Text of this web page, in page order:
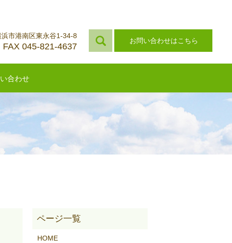
市港南区東永谷1-34-8
045-821-4637
お問い合わせはこちら
合わせ
HOME